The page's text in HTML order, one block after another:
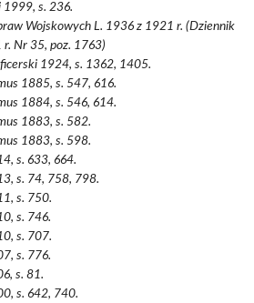
1999, s. 236.
Wojskowych L. 1936 z 1921 r. (Dziennik
Nr 35, poz. 1763)
1924, s. 1362, 1405.
1885, s. 547, 616.
1884, s. 546, 614.
1883, s. 582.
1883, s. 598.
s. 633, 664.
s. 74, 758, 798.
s. 750.
s. 746.
s. 707.
s. 776.
s. 81.
s. 642, 740.